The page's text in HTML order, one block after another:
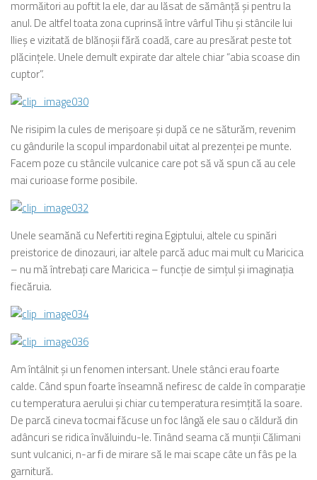
mormăitori au poftit la ele, dar au lăsat de sămânţă şi pentru la
anul. De altfel toata zona cuprinsă între vârful Tihu şi stâncile lui
Ilieş e vizitată de blănoşii fără coadă, care au presărat peste tot
plăcinţele. Unele demult expirate dar altele chiar “abia scoase din
cuptor”.
Ne risipim la cules de merişoare şi după ce ne săturăm, revenim
cu gândurile la scopul impardonabil uitat al prezenţei pe munte.
Facem poze cu stâncile vulcanice care pot să vă spun că au cele
mai curioase forme posibile.
Unele seamănă cu Nefertiti regina Egiptului, altele cu spinări
preistorice de dinozauri, iar altele parcă aduc mai mult cu Maricica
– nu mă întrebaţi care Maricica – funcţie de simţul şi imaginaţia
fiecăruia.
Am întâlnit şi un fenomen intersant. Unele stânci erau foarte
calde. Când spun foarte înseamnă nefiresc de calde în comparaţie
cu temperatura aerului şi chiar cu temperatura resimţită la soare.
De parcă cineva tocmai făcuse un foc lângă ele sau o căldură din
adâncuri se ridica învăluindu-le. Tinând seama că munţii Călimani
sunt vulcanici, n-ar fi de mirare să le mai scape câte un fâs pe la
garnitură.